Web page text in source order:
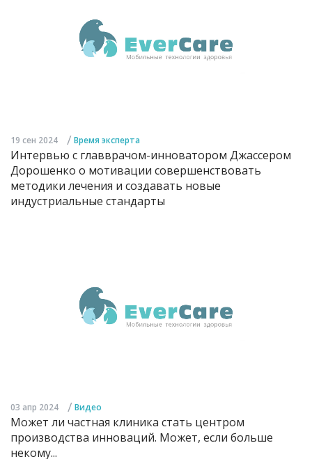
19 сен 2024 / Время эксперта
Интервью с главврачом-инноватором Джассером
Дорошенко о мотивации совершенствовать
методики лечения и создавать новые
индустриальные стандарты
03 апр 2024 / Видео
Может ли частная клиника стать центром
производства инноваций. Может, если больше
некому...